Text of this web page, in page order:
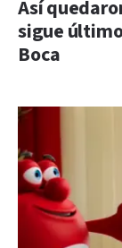
Así
sigue
Boca